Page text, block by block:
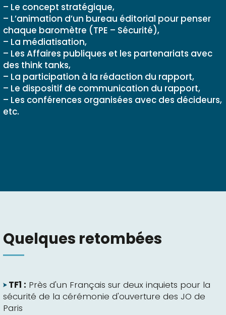
– Le concept stratégique,
– L’animation d’un bureau éditorial pour penser
chaque baromètre (TPE – Sécurité),
– La médiatisation,
– Les Affaires publiques et les partenariats avec
des think tanks,
– La participation à la rédaction du rapport,
– Le dispositif de communication du rapport,
– Les conférences organisées avec des décideurs,
etc.
Quelques retombées
TF1 : Près d'un Français sur deux inquiets pour la
sécurité de la cérémonie d'ouverture des JO de
Paris